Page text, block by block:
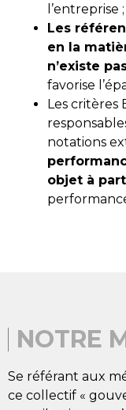
l’entreprise ;
Les
en la
n’existe
favorise
Les critères
notations
objet à
NOTRE
Se référant aux
ce collectif «